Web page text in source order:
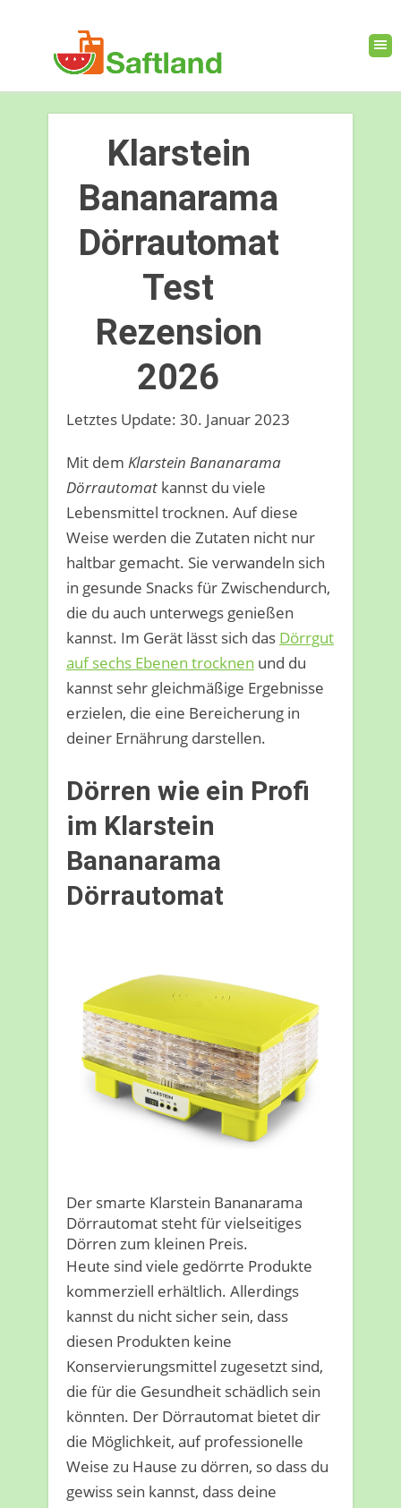
Klarstein
Bananarama
Dörrautomat
Test
Rezension
2026
Letztes Update: 30. Januar 2023
Mit dem Klarstein Bananarama
Dörrautomat kannst du viele
Lebensmittel trocknen. Auf diese
Weise werden die Zutaten nicht nur
haltbar gemacht. Sie verwandeln sich
in gesunde Snacks für Zwischendurch,
die du auch unterwegs genießen
kannst. Im Gerät lässt sich das Dörrgut
auf sechs Ebenen trocknen und du
kannst sehr gleichmäßige Ergebnisse
erzielen, die eine Bereicherung in
deiner Ernährung darstellen.
Dörren wie ein Profi
im Klarstein
Bananarama
Dörrautomat
Der smarte Klarstein Bananarama
Dörrautomat steht für vielseitiges
Dörren zum kleinen Preis.
Heute sind viele gedörrte Produkte
kommerziell erhältlich. Allerdings
kannst du nicht sicher sein, dass
diesen Produkten keine
Konservierungsmittel zugesetzt sind,
die für die Gesundheit schädlich sein
könnten. Der Dörrautomat bietet dir
die Möglichkeit, auf professionelle
Weise zu Hause zu dörren, so dass du
gewiss sein kannst, dass deine